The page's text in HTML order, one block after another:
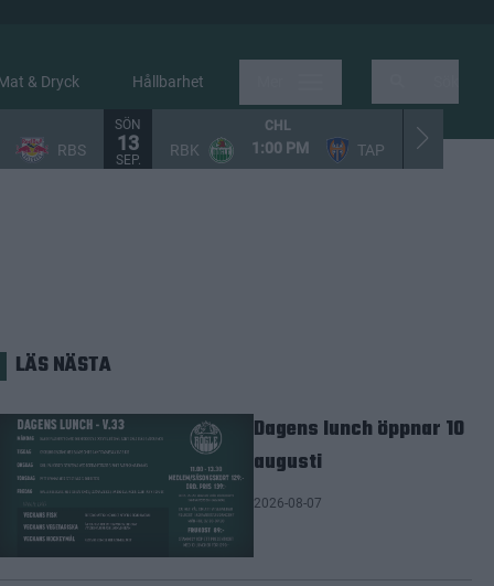
& Dryck Hållbarhet
RBS
SÖN
13
SEP.
CHL
RBK 1:00 PM TAP
LÖR
19
LÄS NÄSTA
Dagens lunch öppnar 10
augusti
2026-08-07